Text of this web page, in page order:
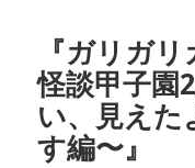
『ガリガ
怪談甲子園
い、見え
す編〜』